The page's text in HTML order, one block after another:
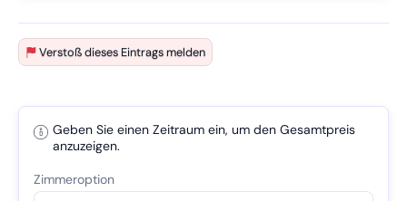
Verstoß dieses Eintrags melden
Geben Sie einen Zeitraum ein, um den Gesamtpreis
anzuzeigen.